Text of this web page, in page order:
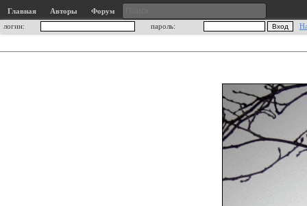
Главная Авторы
Форум
логин:
пароль: